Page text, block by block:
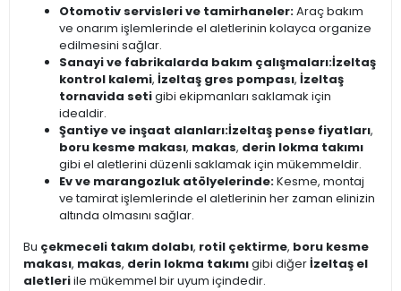
Otomotiv servisleri ve tamirhaneler:Araç bakım
ve onarım işlemlerinde el aletlerinin kolayca organize
edilmesini sağlar.
Sanayi ve fabrikalarda bakım çalışmaları:İzeltaş
kontrol kalemi, İzeltaş gres pompası, İzeltaş
tornavida setigibi ekipmanları saklamak için
idealdir.
Şantiye ve inşaat alanları:İzeltaş pense fiyatları,
boru kesme makası, makas, derin lokma takımı
gibi el aletlerini düzenli saklamak için mükemmeldir.
Ev ve marangozluk atölyelerinde:Kesme, montaj
ve tamirat işlemlerinde el aletlerinin her zaman elinizin
altında olmasını sağlar.
Bu çekmeceli takım dolabı, rotil çektirme, boru kesme
makası, makas, derin lokma takımıgibi diğerİzeltaş el
aletleriile mükemmel bir uyum içindedir.